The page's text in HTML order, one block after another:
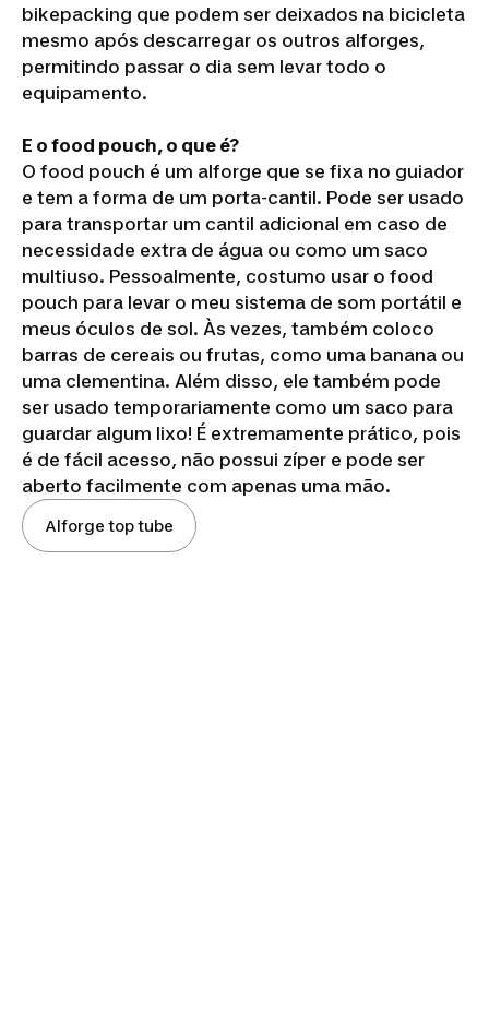
bikepacking que podem ser deixados na bicicleta
mesmo após descarregar os outros alforges,
permitindo passar o dia sem levar todo o
equipamento.
E o food pouch, o que é?
O food pouch é um alforge que se fixa no guiador
e tem a forma de um porta-cantil. Pode ser usado
para transportar um cantil adicional em caso de
necessidade extra de água ou como um saco
multiuso. Pessoalmente, costumo usar o food
pouch para levar o meu sistema de som portátil e
meus óculos de sol. Às vezes, também coloco
barras de cereais ou frutas, como uma banana ou
uma clementina. Além disso, ele também pode
ser usado temporariamente como um saco para
guardar algum lixo! É extremamente prático, pois
é de fácil acesso, não possui zíper e pode ser
aberto facilmente com apenas uma mão.
Alforge top tube